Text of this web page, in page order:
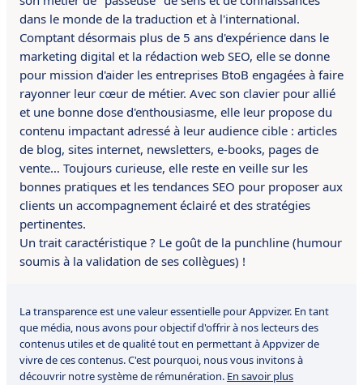
dans le monde de la traduction et à l'international.
Comptant désormais plus de 5 ans d'expérience dans le
marketing digital et la rédaction web SEO, elle se donne
pour mission d'aider les entreprises BtoB engagées à faire
rayonner leur cœur de métier. Avec son clavier pour allié
et une bonne dose d'enthousiasme, elle leur propose du
contenu impactant adressé à leur audience cible : articles
de blog, sites internet, newsletters, e-books, pages de
vente… Toujours curieuse, elle reste en veille sur les
bonnes pratiques et les tendances SEO pour proposer aux
clients un accompagnement éclairé et des stratégies
pertinentes.
Un trait caractéristique ? Le goût de la punchline (humour
soumis à la validation de ses collègues) !
La transparence est une valeur essentielle pour Appvizer. En tant
que média, nous avons pour objectif d'offrir à nos lecteurs des
contenus utiles et de qualité tout en permettant à Appvizer de
vivre de ces contenus. C'est pourquoi, nous vous invitons à
découvrir notre système de rémunération. En savoir plus